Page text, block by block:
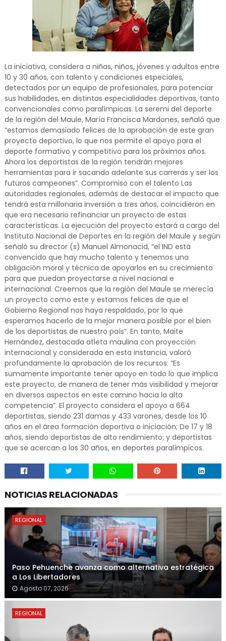
La iniciativa, considera a niñas, niños, jóvenes y adultos entre
10 y 30 años, con talento y condiciones especiales,
detectados por un equipo de profesionales, para potenciar
sus habilidades, en distintas especialidades deportivas, tanto
convencionales como paralímpicas. La seremi del deporte
de la región del Maule, María Francisca Mardones, señaló que
“estamos demasiado felices de la aprobación de este gran
proyecto deportivo, lo que nos permite el apoyo para el
deporte formativo y competitivo para los próximos años.
Ahora los deportistas de la región tendrán mejores
herramientas para ir sacando adelante sus carreras y ser los
futuros campeones”. Compromiso con el talento Las
autoridades regionales, además de destacar el impacto que
tendrá esta millonaria inversión a tres años, coincidieron en
que era necesario refinanciar un proyecto de estas
características. La ejecución del proyecto estará a cargo del
Instituto Nacional de Deportes en la región del Maule y según
señaló su director (s) Manuel Almonacid, “el IND está
convencido que hay mucho talento y tenemos una
obligación moral y técnica de apoyarlos en su crecimiento
para que puedan proyectarse a nivel nacional e
internacional. Creemos que la región del Maule se merecía
un proyecto como este y estamos felices de que el
Gobierno Regional nos haya respaldado, por lo que
esperamos hacerlo de la mejor manera posible por el bien
de los deportistas de nuestro país”. En tanto, Maite
Hernández, destacada atleta maulina con proyección
internacional y considerada en esta instancia, valoró
profundamente la aprobación de los recursos: “Es
sumamente importante tener apoyo en todo lo que implica
este proyecto, de manera de tener más visibilidad y mejorar
en diversos aspectos en este camino hacia la alta
competencia”. El proyecto considera el apoyo a 664
deportistas, siendo 231 damas y 433 varones, desde los 10
años en el área formación deportiva o iniciación; De 17 y 18
años, siendo deportistas de alto rendimiento; y deportistas
que se acercan a los 30 años, en deportes paralímpicos.
NOTICIAS RELACIONADAS
REGIONAL
Paso Pehuenche avanza como alternativa estratégica
a Los Libertadores
Agosto 07, 2026
REGIONAL